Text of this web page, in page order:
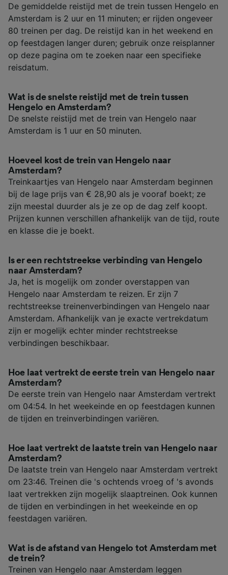
De gemiddelde reistijd met de trein tussen Hengelo en
Amsterdam is 2 uur en 11 minuten; er rijden ongeveer
80 treinen per dag. De reistijd kan in het weekend en
op feestdagen langer duren; gebruik onze reisplanner
op deze pagina om te zoeken naar een specifieke
reisdatum.
Wat is de snelste reistijd met de trein tussen
Hengelo en Amsterdam?
De snelste reistijd met de trein van Hengelo naar
Amsterdam is 1 uur en 50 minuten.
Hoeveel kost de trein van Hengelo naar
Amsterdam?
Treinkaartjes van Hengelo naar Amsterdam beginnen
bij de lage prijs van € 28,90 als je vooraf boekt; ze
zijn meestal duurder als je ze op de dag zelf koopt.
Prijzen kunnen verschillen afhankelijk van de tijd, route
en klasse die je boekt.
Is er een rechtstreekse verbinding van Hengelo
naar Amsterdam?
Ja, het is mogelijk om zonder overstappen van
Hengelo naar Amsterdam te reizen. Er zijn 7
rechtstreekse treinenverbindingen van Hengelo naar
Amsterdam. Afhankelijk van je exacte vertrekdatum
zijn er mogelijk echter minder rechtstreekse
verbindingen beschikbaar.
Hoe laat vertrekt de eerste trein van Hengelo naar
Amsterdam?
De eerste trein van Hengelo naar Amsterdam vertrekt
om 04:54. In het weekeinde en op feestdagen kunnen
de tijden en treinverbindingen variëren.
Hoe laat vertrekt de laatste trein van Hengelo naar
Amsterdam?
De laatste trein van Hengelo naar Amsterdam vertrekt
om 23:46. Treinen die 's ochtends vroeg of 's avonds
laat vertrekken zijn mogelijk slaaptreinen. Ook kunnen
de tijden en verbindingen in het weekeinde en op
feestdagen variëren.
Wat is de afstand van Hengelo tot Amsterdam met
de trein?
Treinen van Hengelo naar Amsterdam leggen